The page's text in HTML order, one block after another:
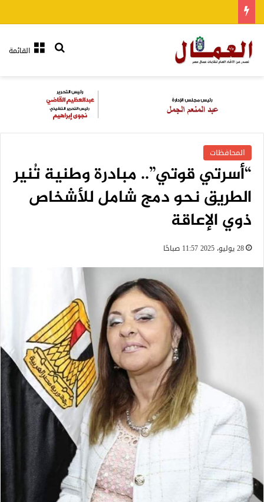
القائمةبحث عن
المحافظات
“أسرتي قوتي”.. مبادرة وطنية تُنير
الطريق نحو دمج شامل للأشخاص
ذوي الإعاقة
28 يوليو، 2025 11:57 صباحًا